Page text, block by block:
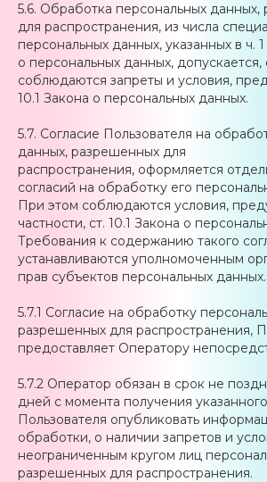
5.6. Обработка персональных
для распространения, из числа
персональных данных, указанных в ч. 1
о персональных данных, допускается,
соблюдаются запреты и условия,
10.1 Закона о персональных данных.
5.7. Согласие Пользователя на
данных, разрешенных для
распространения, оформляется
согласий на обработку его
При этом соблюдаются условия,
частности, ст. 10.1 Закона о
Требования к содержанию такого
устанавливаются уполномоченным
прав субъектов персональных данных.
5.7.1 Согласие на обработку
разрешенных для распространения,
предоставляет Оператору
5.7.2 Оператор обязан в срок не
дней с момента получения
Пользователя опубликовать
обработки, о наличии запретов и
неограниченным кругом лиц
разрешенных для распространения.